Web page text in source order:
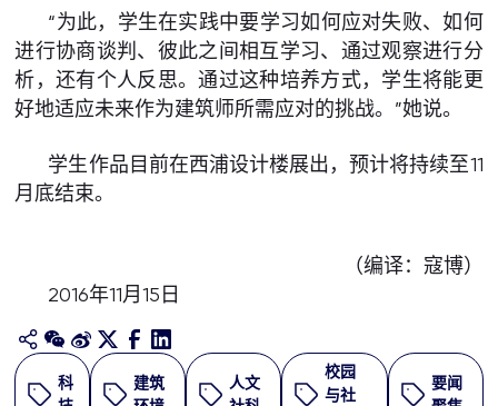
“为此，学生在实践中要学习如何应对失败、如何
进行协商谈判、彼此之间相互学习、通过观察进行分
析，还有个人反思。通过这种培养方式，学生将能更
好地适应未来作为建筑师所需应对的挑战。”她说。
学生作品目前在西浦设计楼展出，预计将持续至11
月底结束。
（编译：寇博）
2016年11月15日
科
建筑
人文
校园
与社
要闻